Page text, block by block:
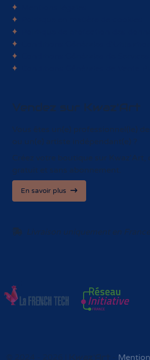
Vendez sur Kwaz'Art
Vous êtes un(e) professionnel(le)
ou un(e) artiste indépendant(e) ?
Créez votre boutique sur Kwaz'Art,
gratuit et sans abonnement.
En savoir plus
Livraison uniquement en